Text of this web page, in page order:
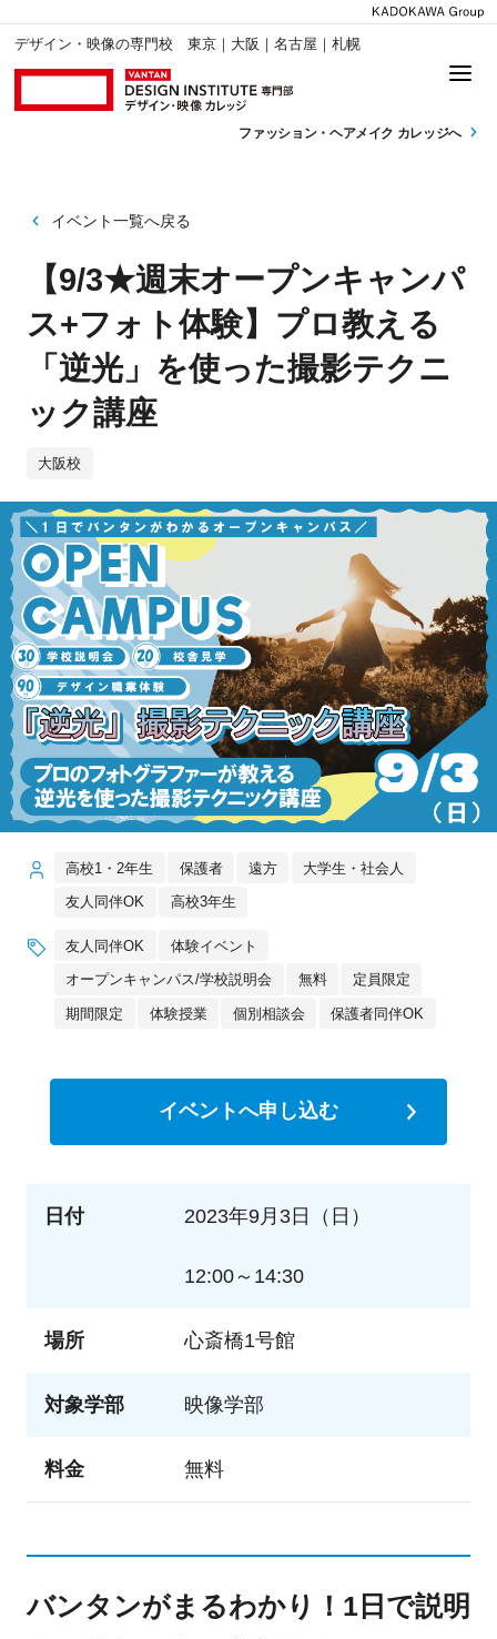
デザイン・映像の専門校 東京｜大阪｜名古屋｜札幌
ファッション・ ヘアメイク カレッジへ
イベント一覧へ戻る
【9/3★週末オープンキャンパ
ス+フォト体験】プロ教える
「逆光」を使った撮影テクニ
ック講座
大阪校
高校1・2年生 保護者 遠方 大学生・社会人
友人同伴OK 高校3年生
友人同伴OK 体験イベント
オープンキャンパス/学校説明会 無料 定員限定
期間限定 体験授業 個別相談会 保護者同伴OK
イベントへ申し込む
日付 2023年9月3日（日）
12:00～14:30
場所 心斎橋1号館
対象学部 映像学部
料金 無料
バンタンがまるわかり！1日で説明